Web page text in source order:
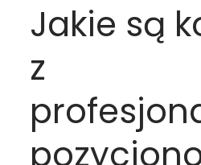
Jakie są
z